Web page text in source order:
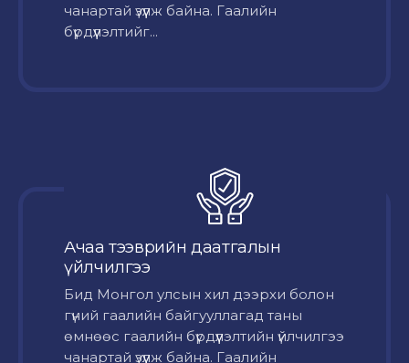
чанартай үзүүлж байна. Гаалийн
бүрдүүлэлтийг...
Ачаа тээврийн даатгалын
үйлчилгээ
Бид Монгол улсын хил дээрхи болон
гүний гаалийн байгууллагад таны
өмнөөс гаалийн бүрдүүлэлтийн үйлчилгээ
чанартай үзүүлж байна. Гаалийн